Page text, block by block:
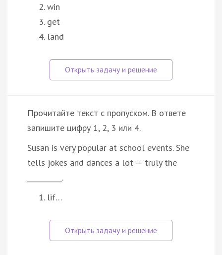
win
get
land
Прочитайте текст с пропуском. В ответе
запишите цифру 1, 2, 3 или 4.
Susan is very popular at school events. She
tells jokes and dances a lot — truly the
__________.
lif…